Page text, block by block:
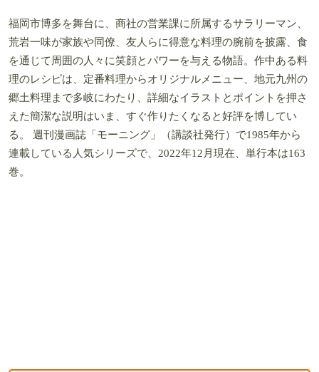
福岡市博多を舞台に、商社の営業課に所属するサラリーマン、
荒岩一味が家族や同僚、友人らに得意な料理の腕前を披露、食
を通じて周囲の人々に笑顔とパワーを与える物語。作中ある料
理のレシピは、定番料理からオリジナルメニュー、地元九州の
郷土料理まで多岐にわたり、詳細なイラストとポイントを押さ
えた簡潔な説明はいま、すぐ作りたくなると好評を博してい
る。 週刊漫画誌「モーニング」（講談社発行）で1985年から
連載している人気シリーズで、2022年12月現在、単行本は163
巻。